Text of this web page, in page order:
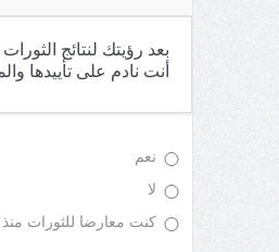
بعد رؤيتك لنتائج
أنت نادم على تأييدها
نعم
لا
كنت معارضا للثورات منذ